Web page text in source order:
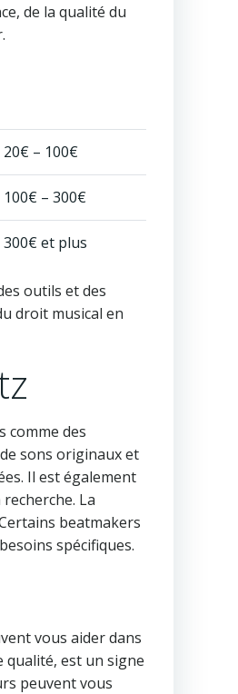
de la qualité du
20€ – 100€
100€ – 300€
300€ et plus
outils et des
droit musical en
comme des
sons originaux et
Il est également
La
beatmakers
spécifiques.
vous aider dans
est un signe
peuvent vous